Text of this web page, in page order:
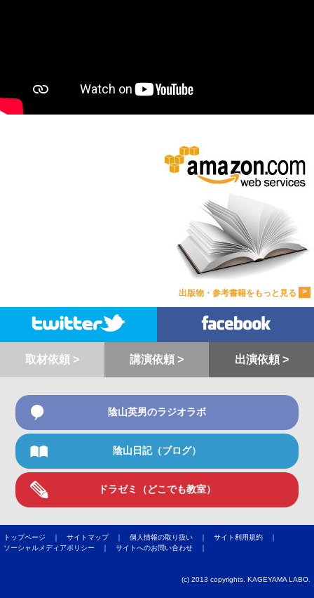
出版物・参考書籍をもっと見る >
取材依頼 > 講演依頼 > 出演依頼 >
陰山英男のラジオラボ
陰山日記（ブログ）
ドラゼミ（どこでも教室）
トップページ ｜ サイトマップ ｜ 個人情報の取り扱い ｜ サイト利用規約 ｜
ソーシャルメディアポリシー ｜ サイトへのお問い合わせ ｜
(c) 2013 copyrights. KAGEYAMA LABO.